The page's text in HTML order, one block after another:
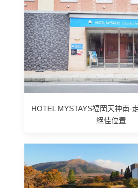
HOTEL MYSTAYS福岡天神南-
絕佳位置